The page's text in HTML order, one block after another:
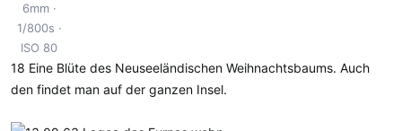
6mm
1/800s
ISO 80
18 Eine Blüte des Neuseeländischen Weihnachtsbaums. Auch
den findet man auf der ganzen Insel.